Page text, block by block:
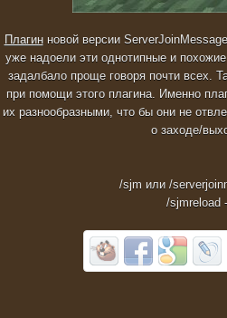
Плагинновой версии
уже надоели эти однотипные и
задалбало проще говоря почти всех.
при помощи этого плагина. Именно
их разнообразными, что бы они не
о заходе/
/sjm или /
/sjmreload